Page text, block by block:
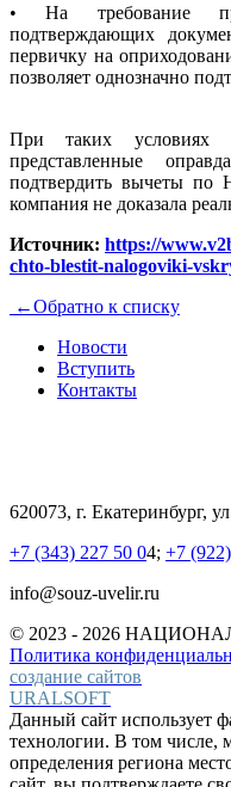
• На требование
подтверждающих
первичку на
позволяет однозначно
При таких
представленные
подтвердить вычеты
компания не доказала
Источник: https://
chto-blestit-nalogoviki-
←Обратно к списку
Новости
Вступить
Контакты
620073, г. Екатеринбург,
+7 (343) 227 50 04; +7
info@souz-uvelir.ru
© 2023 - 2026
Политика
создание сайтов
URALSOFT
Данный сайт использует
технологии. В том числе,
определения региона